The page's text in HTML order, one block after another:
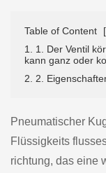
Table of Content [
1. 1. Der Ventil
kann ganz oder
2. 2.
Pneumatischer
Flüssigkeits
richtung, das eine